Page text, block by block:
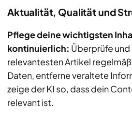
Aktualität, Qualität und
Pflege deine wichtigsten
kontinuierlich: Überprüfe
relevantesten Artikel
Daten, entferne veraltete
zeige der KI so, dass dein
relevant ist.